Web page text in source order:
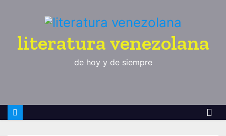
l
c
literatura venezolana
de hoy y de siempre